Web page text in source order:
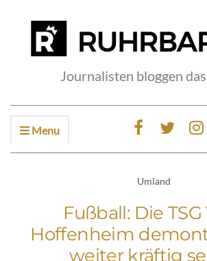
Journalisten bloggen
Menu
Umland
Fußball: Die TSG
Hoffenheim
weiter kräftig